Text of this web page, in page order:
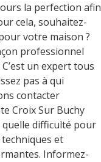
la perfection afin
cela, souhaitez-
votre maison ?
professionnel
un expert tous
pas à qui
contacter
Croix Sur Buchy
quelle difficulté pour
et
Informez-